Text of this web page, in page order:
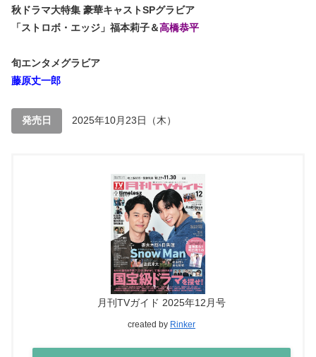
秋ドラマ大特集 豪華キャストSPグラビア
「ストロボ・エッジ」福本莉子＆高橋恭平
旬エンタメグラビア
藤原丈一郎
発売日 2025年10月23日（木）
月刊TVガイド 2025年12月号
created by Rinker